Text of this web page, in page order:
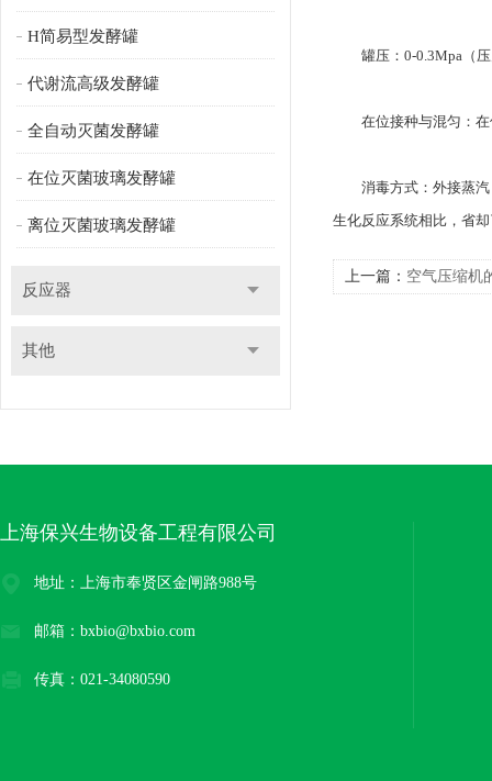
H简易型发酵罐
代谢流高级发酵罐
全自动灭菌发酵罐
在位灭菌玻璃发酵罐
离位灭菌玻璃发酵罐
反应器
其他
罐压：0-0.3Mpa（压
在位接种与混匀：在
消毒方式：外接蒸汽
生化反应系统相比，省
上一篇： 空气压缩机
上海保兴生物设备工程有限公司
地址：上海市奉贤区金闸路988号
邮箱：bxbio@bxbio.com
传真：021-34080590